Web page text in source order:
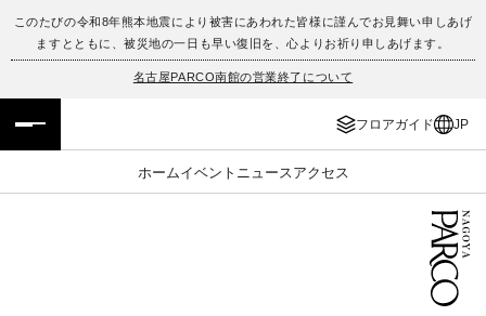
このたびの令和8年熊本地震により被害にあわれた皆様に謹んでお見舞い申しあげ
ますとともに、被災地の一日も早い復旧を、心よりお祈り申しあげます。
名古屋PARCO南館の営業終了について
フロアガイド JP
ホームイベント ニュース アクセス
フロアガイド
イベント・ポップアップ
ENGLISH